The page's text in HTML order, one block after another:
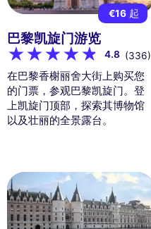
€16 起
巴黎凯旋门游览
4.8 (336)
在巴黎香榭丽舍大街上购买您
的门票，参观巴黎凯旋门。登
上凯旋门顶部，探索其博物馆
以及壮丽的全景露台。